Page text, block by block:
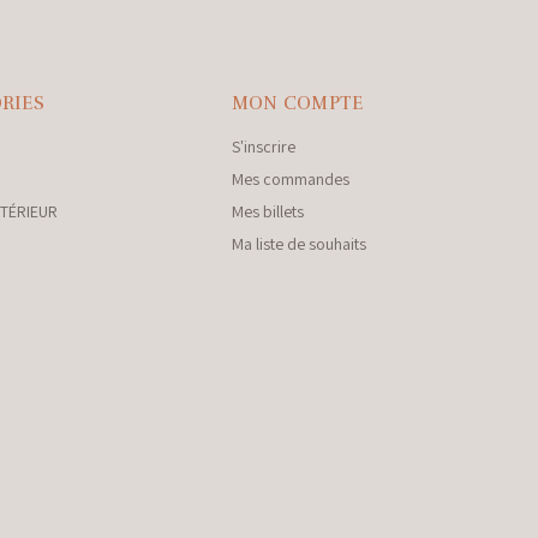
MON COMPTE
S'inscrire
Mes commandes
Mes billets
Ma liste de souhaits